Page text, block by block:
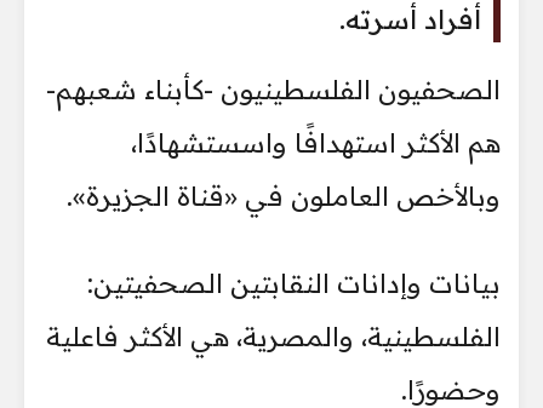
أفراد أسرته.
الصحفيون الفلسطينيون -كأبناء شعبهم-
هم الأكثر استهدافًا واسستشهادًا،
وبالأخص العاملون في «قناة الجزيرة».
بيانات وإدانات النقابتين الصحفيتين:
الفلسطينية، والمصرية، هي الأكثر فاعلية
وحضورًا.